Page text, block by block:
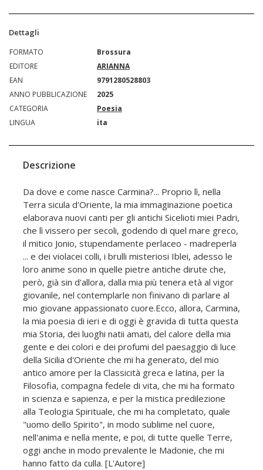
Dettagli
FORMATO
Brossura
EDITORE
ARIANNA
EAN
9791280528803
ANNO PUBBLICAZIONE
2025
CATEGORIA
Poesia
LINGUA
ita
Descrizione
Da dove e come nasce Carmina?... Proprio lì, nella
Terra sicula d'Oriente, la mia immaginazione poetica
elaborava nuovi canti per gli antichi Sicelioti miei Padri,
che lì vissero per secoli, godendo di quel mare greco,
il mitico Jonio, stupendamente perlaceo - madreperla
... e dei violacei colli, i brulli misteriosi Iblei, adesso le
loro anime sono in quelle pietre antiche dirute che,
però, già sin d'allora, dalla mia più tenera età al vigor
giovanile, nel contemplarle non finivano di parlare al
mio giovane appassionato cuore.Ecco, allora, Carmina,
la mia poesia di ieri e di oggi è gravida di tutta questa
mia Storia, dei luoghi natii amati, del calore della mia
gente e dei colori e dei profumi del paesaggio di luce
della Sicilia d'Oriente che mi ha generato, del mio
antico amore per la Classicità greca e latina, per la
Filosofia, compagna fedele di vita, che mi ha formato
in scienza e sapienza, e per la mistica predilezione
alla Teologia Spirituale, che mi ha completato, quale
"uomo dello Spirito", in modo sublime nel cuore,
nell'anima e nella mente, e poi, di tutte quelle Terre,
oggi anche in modo prevalente le Madonie, che mi
hanno fatto da culla. [L'Autore]